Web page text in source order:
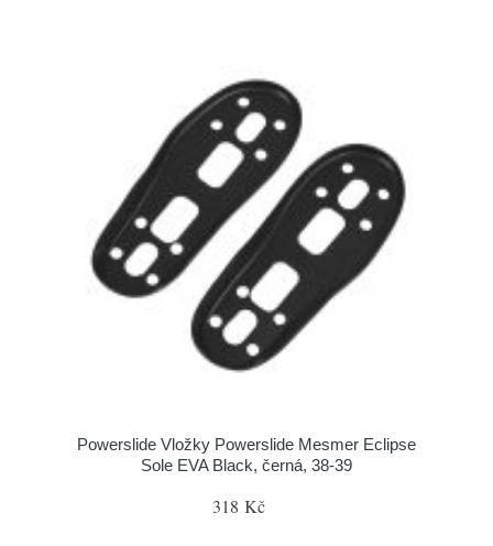
Powerslide Vložky Powerslide Mesmer Eclipse
Sole EVA Black, černá, 38-39
318 Kč